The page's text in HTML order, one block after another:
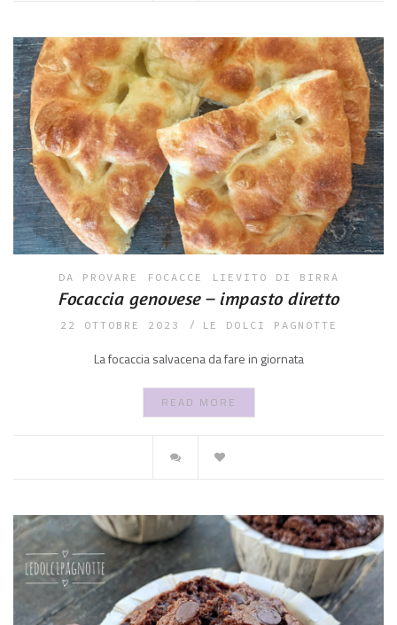
DA PROVARE FOCACCE LIEVITO DI BIRRA
Focaccia genovese – impasto diretto
22 OTTOBRE 2023 LE DOLCI PAGNOTTE
La focaccia salvacena da fare in giornata
READ MORE